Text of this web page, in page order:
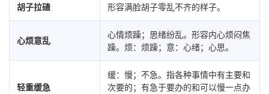
胡子拉碴 形容满脸胡子零乱不齐的样子。
心烦意乱
心情烦躁；思绪纷乱。形容内心烦闷焦
躁。烦：烦躁；意：心绪；心思。
轻重缓急
缓：慢；不急。指各种事情中有主要和
次要的；有急于要办的和可以慢一点办